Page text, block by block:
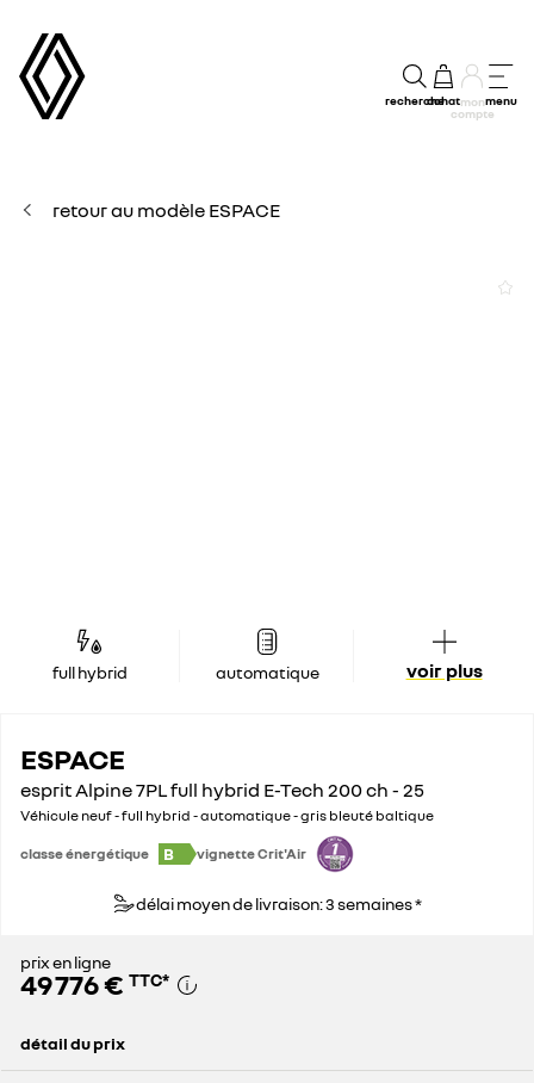
rechercheachatmon
compte
menu
retour au modèle ESPACE
full hybrid automatique voir plus
ESPACE
esprit Alpine 7PL full hybrid E-Tech 200 ch - 25
Véhicule neuf - full hybrid - automatique - gris bleuté baltique
classe énergétique B vignette Crit'Air
délai moyen de livraison: 3 semaines *
prix en ligne
49 776 € TTC*
détail du prix